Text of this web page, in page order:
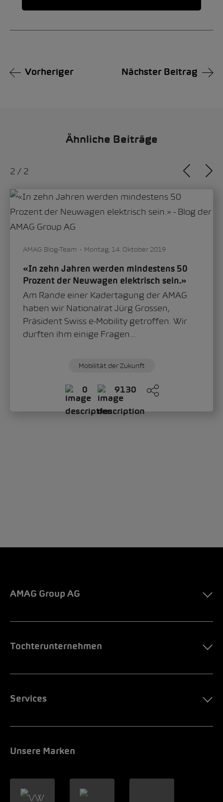
Vorheriger Nächster Beitrag
Ähnliche Beiträge
2 / 2
AMAG Blog-Team Montag, 14. Oktober 2019
«In zehn Jahren werden mindestens 50
Prozent der Neuwagen elektrisch sein.»
Am Rande einer Kadertagung der AMAG
haben wir Nationalrat Jürg Grossen,
Präsident Swiss e-Mobility getroffen. Wir
durften ihm einige Fragen...
Mobilität der Zukunft
0 9130
AMAG Group AG
Tochterunternehmen
Services
Unsere Marken